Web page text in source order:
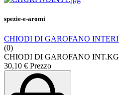
spezie-e-aromi
CHIODI DI GAROFANO
(0)
CHIODI DI GAROFANO
30,10 € Prezzo